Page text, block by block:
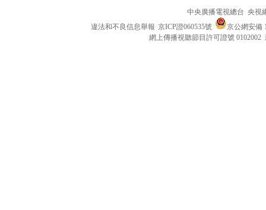
中央廣播電視總台 央視
違法和不良信息舉報 京ICP證060535號
京公網安備
網上傳播視聽節目許可證號 0102002